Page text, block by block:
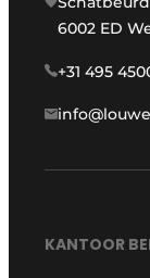
6002 ED
+31 495
KANTOOR